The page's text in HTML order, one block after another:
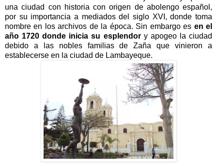
una ciudad con historia con origen de abolengo español,
por su importancia a mediados del siglo XVI, donde toma
nombre en los archivos de la época. Sin embargo es en el
año 1720 donde inicia su esplendory apogeo la ciudad
debido a las nobles familias de Zaña que vinieron a
establecerse en la ciudad de Lambayeque.